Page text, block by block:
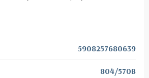
5908257680639
804/570B